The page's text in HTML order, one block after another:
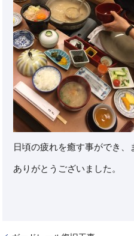
日頃の疲れを癒す事ができ、
ありがとうございました。